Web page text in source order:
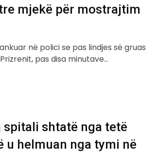
mjekë për mostrajtim
në polici se pas lindjes së gruas
pas disa minutave…
spitali shtatë nga tetë
u helmuan nga tymi në